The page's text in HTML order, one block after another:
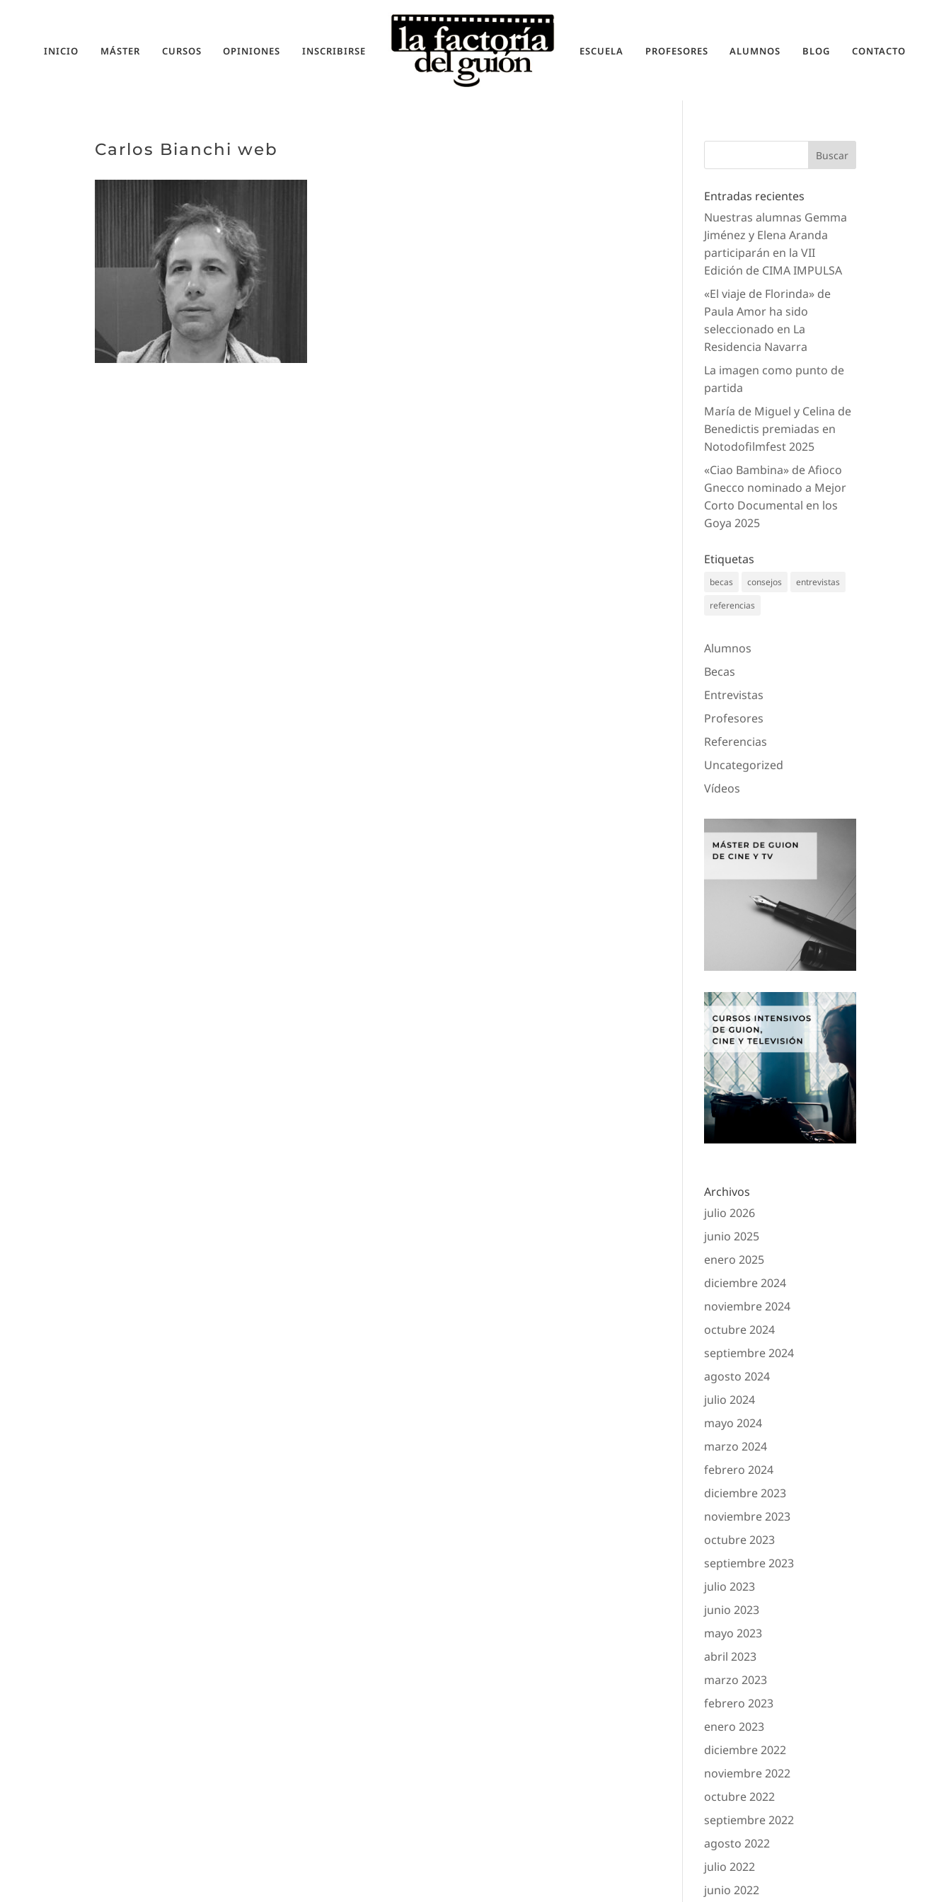
INICIO MÁSTER CURSOS OPINIONES INSCRIBIRSE ESCUELA PROFESORES ALUMNOS BLOG CONTACTO
Carlos Bianchi web
Entradas recientes
Nuestras alumnas Gemma
Jiménez y Elena Aranda
participarán en la VII
Edición de CIMA IMPULSA
«El viaje de Florinda» de
Paula Amor ha sido
seleccionado en La
Residencia Navarra
La imagen como punto de
partida
María de Miguel y Celina de
Benedictis premiadas en
Notodofilmfest 2025
«Ciao Bambina» de Afioco
Gnecco nominado a Mejor
Corto Documental en los
Goya 2025
Etiquetas
becas consejos
entrevistas
referencias
Alumnos
Becas
Entrevistas
Profesores
Referencias
Uncategorized
Vídeos
Archivos
julio 2026
junio 2025
enero 2025
diciembre 2024
noviembre 2024
octubre 2024
septiembre 2024
agosto 2024
julio 2024
mayo 2024
marzo 2024
febrero 2024
diciembre 2023
noviembre 2023
octubre 2023
septiembre 2023
julio 2023
junio 2023
mayo 2023
abril 2023
marzo 2023
febrero 2023
enero 2023
diciembre 2022
noviembre 2022
octubre 2022
septiembre 2022
agosto 2022
julio 2022
junio 2022